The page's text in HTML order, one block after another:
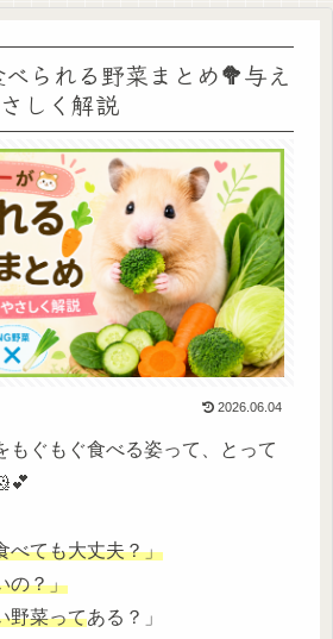
られる野菜まとめ🥦与え
しく解説
2026.06.04
もぐもぐ食べる姿って、とって
べても大丈夫？」
の？」
野菜ってある？」